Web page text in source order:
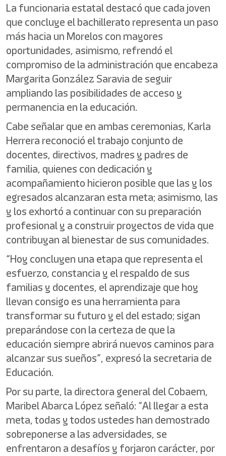
La funcionaria estatal destacó que cada joven
que concluye el bachillerato representa un paso
más hacia un Morelos con mayores
oportunidades, asimismo, refrendó el
compromiso de la administración que encabeza
Margarita González Saravia de seguir
ampliando las posibilidades de acceso y
permanencia en la educación.
Cabe señalar que en ambas ceremonias, Karla
Herrera reconoció el trabajo conjunto de
docentes, directivos, madres y padres de
familia, quienes con dedicación y
acompañamiento hicieron posible que las y los
egresados alcanzaran esta meta; asimismo, las
y los exhortó a continuar con su preparación
profesional y a construir proyectos de vida que
contribuyan al bienestar de sus comunidades.
“Hoy concluyen una etapa que representa el
esfuerzo, constancia y el respaldo de sus
familias y docentes, el aprendizaje que hoy
llevan consigo es una herramienta para
transformar su futuro y el del estado; sigan
preparándose con la certeza de que la
educación siempre abrirá nuevos caminos para
alcanzar sus sueños”, expresó la secretaria de
Educación.
Por su parte, la directora general del Cobaem,
Maribel Abarca López señaló: “Al llegar a esta
meta, todas y todos ustedes han demostrado
sobreponerse a las adversidades, se
enfrentaron a desafíos y forjaron carácter, por